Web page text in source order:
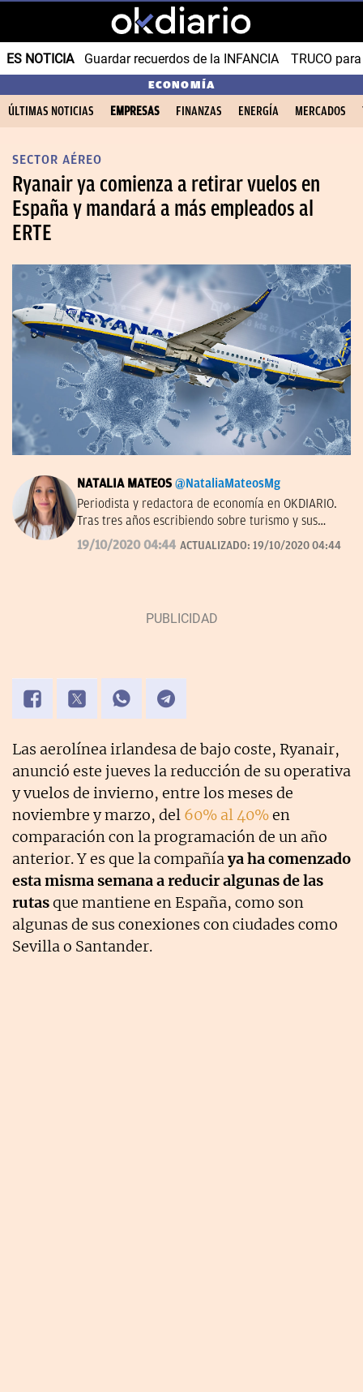
ES NOTICIA Guardar recuerdos de la INFANCIA TRUCO
ECONOMÍA
ÚLTIMAS NOTICIAS EMPRESAS FINANZAS ENERGÍA MERCADOS
SECTOR AÉREO
Ryanair ya comienza a retirar vuelos en
España y mandará a más empleados al
ERTE
NATALIA MATEOS @NataliaMateosMg
Periodista y redactora de economía en OKDIARIO.
Tras tres años escribiendo sobre turismo y sus
empresas, ahora estoy descubriendo el mundo de
la distribución y el retail. Antes en el Palacio de la
19/10/2020 04:44 ACTUALIZADO: 19/10/2020 04:44
Las aerolínea irlandesa de bajo coste, Ryanair,
anunció este jueves la reducción de su operativa
y vuelos de invierno, entre los meses de
noviembre y marzo, del 60% al 40%en
comparación con la programación de un año
anterior. Y es que la compañíaya ha comenzado
esta misma semana a reducir algunas de las
rutasque mantiene en España, como son
algunas de sus conexiones con ciudades como
Sevilla o Santander.